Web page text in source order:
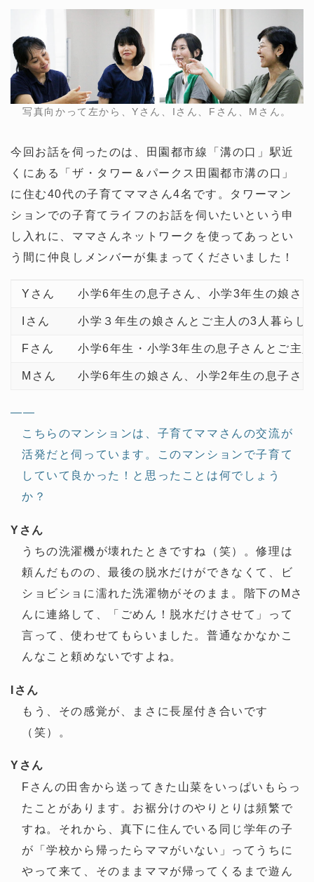
写真向かって左から、Yさん、Iさん、Fさん、Mさん。
今回お話を伺ったのは、田園都市線「溝の口」駅近
くにある「ザ・タワー＆パークス田園都市溝の口」
に住む40代の子育てママさん4名です。タワーマン
ションでの子育てライフのお話を伺いたいという申
し入れに、ママさんネットワークを使ってあっとい
う間に仲良しメンバーが集まってくださいました！
Yさん 小学6年生の息子さん、小学3年生の娘さ
Iさん 小学３年生の娘さんとご主人の3人暮らし
Fさん 小学6年生・小学3年生の息子さんとご主
Mさん 小学6年生の娘さん、小学2年生の息子さ
——
こちらのマンションは、子育てママさんの交流が
活発だと伺っています。このマンションで子育て
していて良かった！と思ったことは何でしょう
か？
Yさん
うちの洗濯機が壊れたときですね（笑）。修理は
頼んだものの、最後の脱水だけができなくて、ビ
ショビショに濡れた洗濯物がそのまま。階下のMさ
んに連絡して、「ごめん！脱水だけさせて」って
言って、使わせてもらいました。普通なかなかこ
んなこと頼めないですよね。
Iさん
もう、その感覚が、まさに長屋付き合いです
（笑）。
Yさん
Fさんの田舎から送ってきた山菜をいっぱいもらっ
たことがあります。お裾分けのやりとりは頻繁で
すね。それから、真下に住んでいる同じ学年の子
が「学校から帰ったらママがいない」ってうちに
やって来て、そのままママが帰ってくるまで遊ん